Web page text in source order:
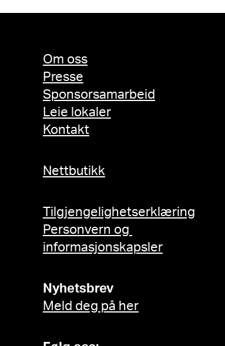
Om oss
Presse
Sponsorsamarbeid
Leie lokaler
Kontakt
Nettbutikk
Tilgjengelighetserklæring
Personvern og
informasjonskapsler
Nyhetsbrev
Meld deg på her